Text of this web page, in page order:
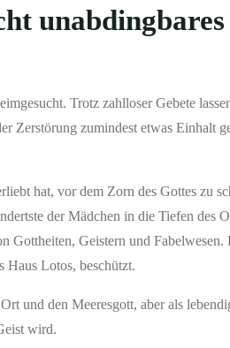
unabdingbares
Trotz zahlloser Gebete
Zerstörung zumindest etwas Einhalt
hat, vor dem Zorn des Gottes zu
der Mädchen in die Tiefen des
Gottheiten, Geistern und
Haus Lotos, beschützt.
und den Meeresgott, aber als
wird.